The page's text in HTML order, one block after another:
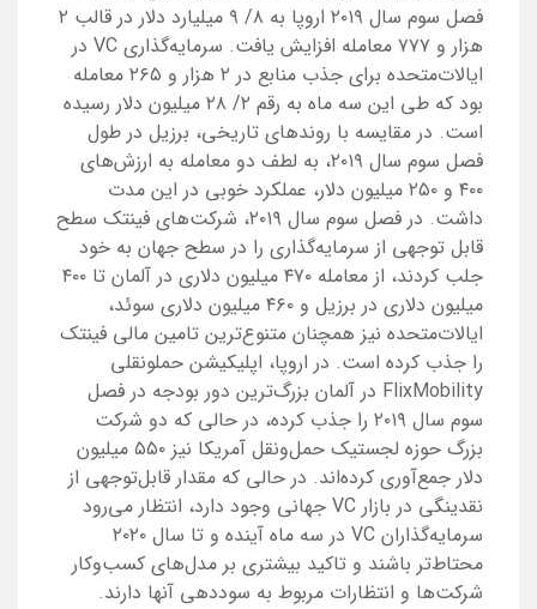
فصل سوم سال ۲۰۱۹ اروپا به ۸/ ۹ میلیارد دلار در قالب ۲
هزار و ۷۷۷ معامله افزایش یافت. سرمایه‌گذاری VC در
ایالات‌متحده برای جذب منابع در ۲ هزار و ۲۶۵ معامله
بود که طی این سه ماه به رقم ۲/ ۲۸ میلیون دلار رسیده
است. در مقایسه با روندهای تاریخی، برزیل در طول
فصل سوم سال ۲۰۱۹، به لطف دو معامله به ارزش‌های
۴۰۰ و ۲۵۰ میلیون دلار، عملکرد خوبی در این مدت
داشت. در فصل سوم سال ۲۰۱۹، شرکت‌های فین‎تک سطح
قابل توجهی از سرمایه‌گذاری را در سطح جهان به خود
جلب کردند، از معامله ۴۷۰ میلیون دلاری در آلمان تا ۴۰۰
میلیون دلاری در برزیل و ۴۶۰ میلیون دلاری سوئد،
ایالات‌متحده نیز همچنان متنوع‌ترین تامین مالی فین‎تک
را جذب کرده است. در اروپا، اپلیکیشن حمل‎ونقلی
FlixMobility در آلمان بزرگ‌ترین دور بودجه در فصل
سوم سال ۲۰۱۹ را جذب کرده، در حالی که دو شرکت
بزرگ حوزه لجستیک حمل‌و‌نقل آمریکا نیز ۵۵۰ میلیون
دلار جمع‌آوری کرده‌اند. در حالی که مقدار قابل‌توجهی از
نقدینگی در بازار VC جهانی وجود دارد، انتظار می‌رود
سرمایه‌گذاران VC در سه ماه آینده و تا سال ۲۰۲۰
محتاط‌تر باشند و تاکید بیشتری بر مدل‌های کسب‌وکار
شرکت‌ها و انتظارات مربوط به سوددهی آنها دارند.